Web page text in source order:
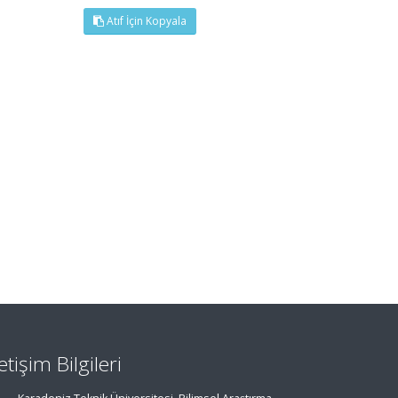
Atıf İçin Kopyala
Bilgileri